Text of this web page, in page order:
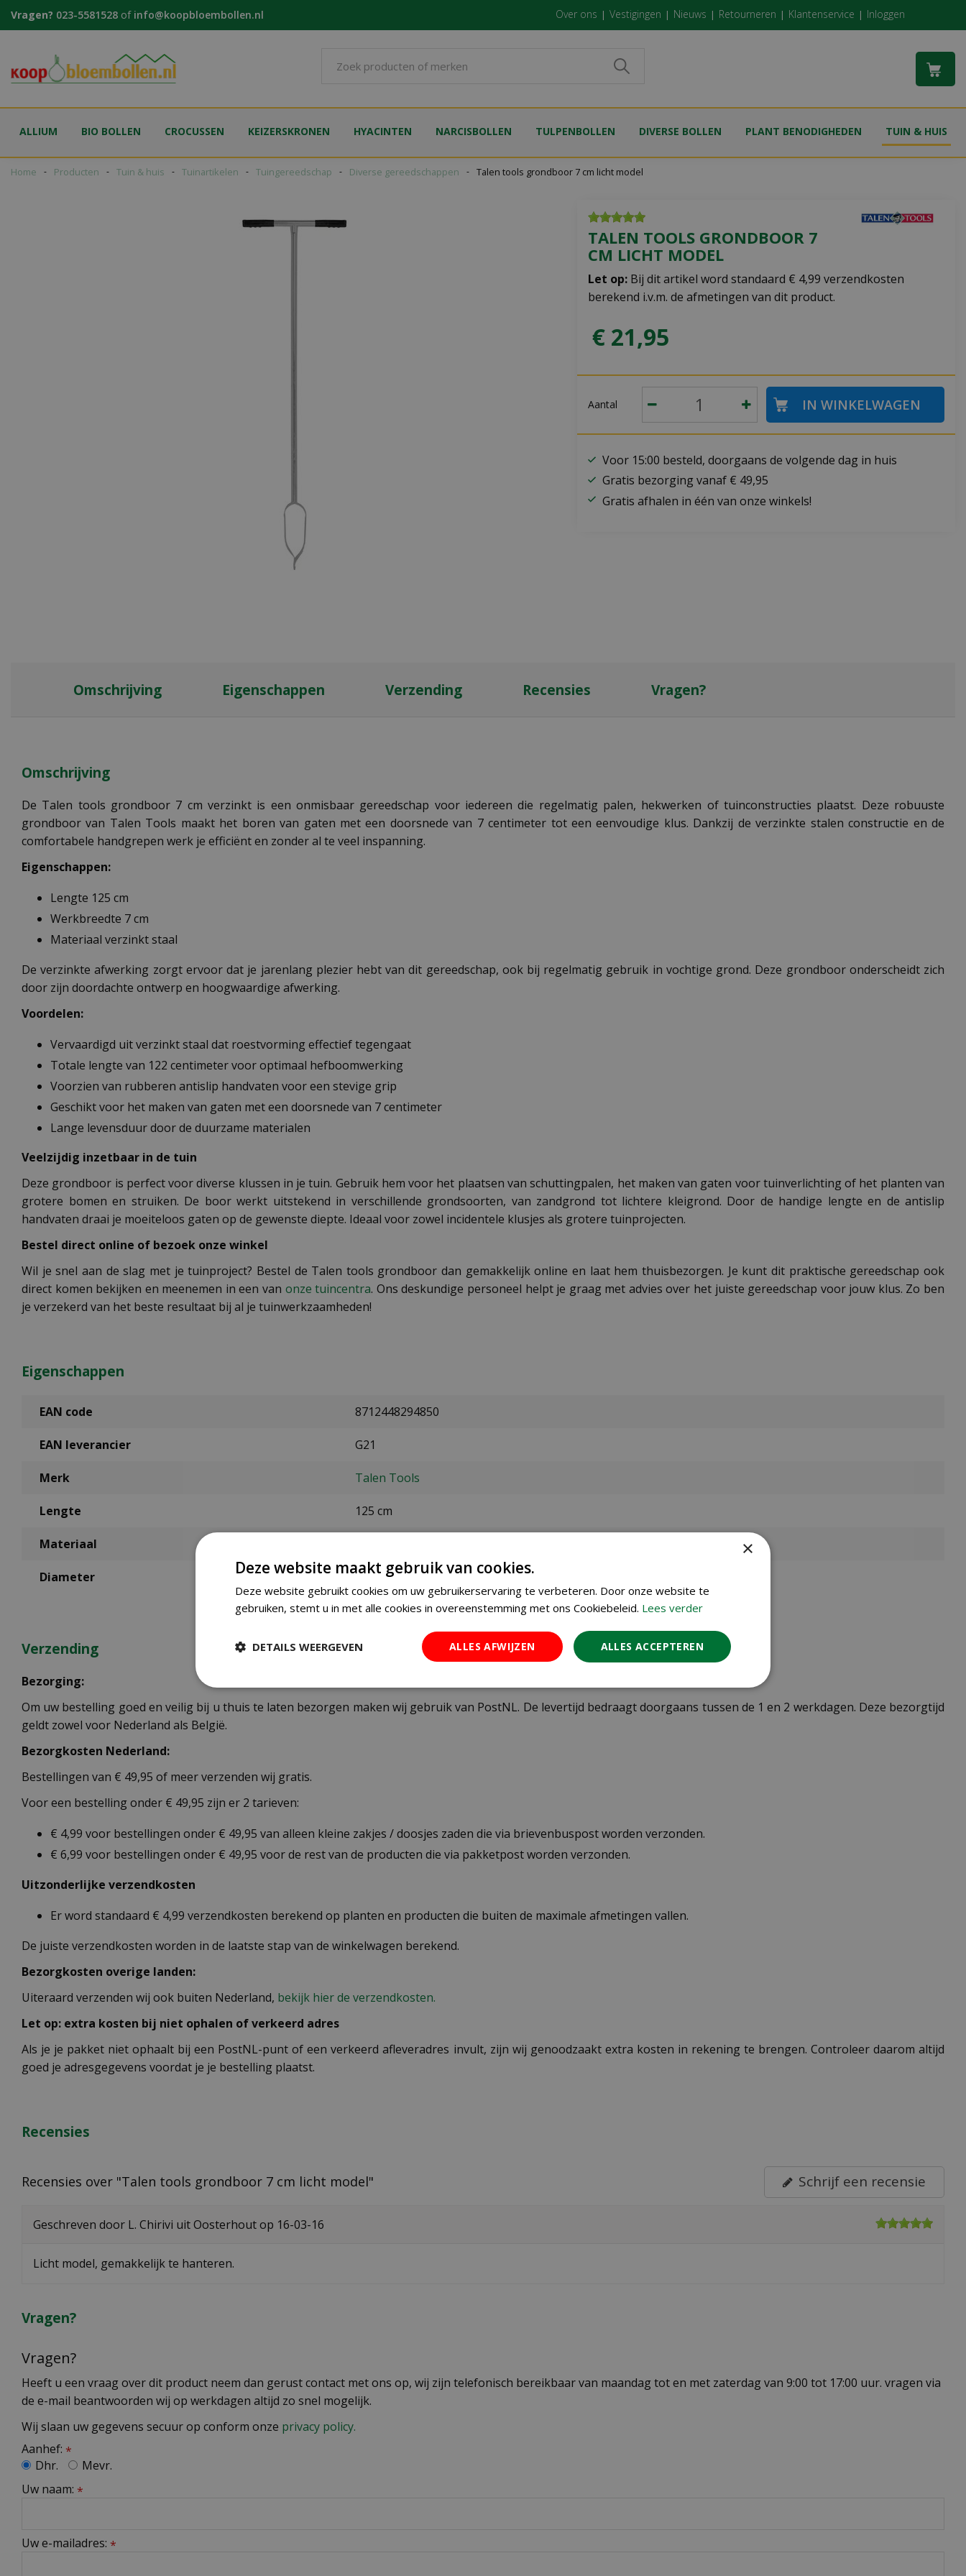
naar
Home Producten Tuin & huis Tuinartikelen Tuingereedschap Diverse gereedschappen Talen tools grondboor 7 cm licht model
Vragen? 023-5581528 of info@koopbloembollen.nl Over ons Vestigingen Nieuws Retourneren Klantenservice Inloggen
ALLIUM BIO BOLLEN CROCUSSEN KEIZERSKRONEN HYACINTEN NARCISBOLLEN TULPENBOLLEN DIVERSE BOLLEN PLANT BENODIGHEDEN TUIN & HUIS
TALEN TOOLS GRONDBOOR 7
CM LICHT MODEL
Let op: Bij dit artikel word standaard € 4,99 verzendkosten
berekend i.v.m. de afmetingen van dit product.
€ 21,95
Aantal
Voor 15:00 besteld, doorgaans de volgende dag in huis
Gratis bezorging vanaf € 49,95
Gratis afhalen in één van onze winkels!
Omschrijving Eigenschappen Verzending Recensies Vragen?
Omschrijving
De Talen tools grondboor 7 cm verzinkt is een onmisbaar gereedschap voor iedereen die regelmatig palen, hekwerken of tuinconstructies plaatst. Deze robuuste
grondboor van Talen Tools maakt het boren van gaten met een doorsnede van 7 centimeter tot een eenvoudige klus. Dankzij de verzinkte stalen constructie en de
comfortabele handgrepen werk je efficiënt en zonder al te veel inspanning.
Eigenschappen:
Lengte 125 cm
Werkbreedte 7 cm
Materiaal verzinkt staal
De verzinkte afwerking zorgt ervoor dat je jarenlang plezier hebt van dit gereedschap, ook bij regelmatig gebruik in vochtige grond. Deze grondboor onderscheidt zich
door zijn doordachte ontwerp en hoogwaardige afwerking.
Voordelen:
Vervaardigd uit verzinkt staal dat roestvorming effectief tegengaat
Totale lengte van 122 centimeter voor optimaal hefboomwerking
Voorzien van rubberen antislip handvaten voor een stevige grip
Geschikt voor het maken van gaten met een doorsnede van 7 centimeter
Lange levensduur door de duurzame materialen
Veelzijdig inzetbaar in de tuin
Deze grondboor is perfect voor diverse klussen in je tuin. Gebruik hem voor het plaatsen van schuttingpalen, het maken van gaten voor tuinverlichting of het planten van
grotere bomen en struiken. De boor werkt uitstekend in verschillende grondsoorten, van zandgrond tot lichtere kleigrond. Door de handige lengte en de antislip
handvaten draai je moeiteloos gaten op de gewenste diepte. Ideaal voor zowel incidentele klusjes als grotere tuinprojecten.
Bestel direct online of bezoek onze winkel
Wil je snel aan de slag met je tuinproject? Bestel de Talen tools grondboor dan gemakkelijk online en laat hem thuisbezorgen. Je kunt dit praktische gereedschap ook
direct komen bekijken en meenemen in een van onze tuincentra. Ons deskundige personeel helpt je graag met advies over het juiste gereedschap voor jouw klus. Zo ben
je verzekerd van het beste resultaat bij al je tuinwerkzaamheden!
Eigenschappen
EAN code 8712448294850
EAN leverancier G21
Merk Talen Tools
Lengte 125 cm
Materiaal
Diameter 7 cm
Verzending
Bezorging:
Om uw bestelling goed en veilig bij u thuis te laten bezorgen maken wij gebruik van PostNL. De levertijd bedraagt doorgaans tussen de 1 en 2 werkdagen. Deze bezorgtijd
geldt zowel voor Nederland als België.
Bezorgkosten Nederland:
Bestellingen van € 49,95 of meer verzenden wij gratis.
Voor een bestelling onder € 49,95 zijn er 2 tarieven:
€ 4,99 voor bestellingen onder € 49,95 van alleen kleine zakjes / doosjes zaden die via brievenbuspost worden verzonden.
€ 6,99 voor bestellingen onder € 49,95 voor de rest van de producten die via pakketpost worden verzonden.
Uitzonderlijke verzendkosten
Er word standaard € 4,99 verzendkosten berekend op planten en producten die buiten de maximale afmetingen vallen.
De juiste verzendkosten worden in de laatste stap van de winkelwagen berekend.
Bezorgkosten overige landen:
Uiteraard verzenden wij ook buiten Nederland, bekijk hier de verzendkosten.
Let op: extra kosten bij niet ophalen of verkeerd adres
Als je je pakket niet ophaalt bij een PostNL-punt of een verkeerd afleveradres invult, zijn wij genoodzaakt extra kosten in rekening te brengen. Controleer daarom altijd
goed je adresgegevens voordat je je bestelling plaatst.
Recensies
Recensies over "Talen tools grondboor 7 cm licht model" Schrijf een recensie
Geschreven door L. Chirivi uit Oosterhout op 16-03-16
Licht model, gemakkelijk te hanteren.
Vragen?
Vragen?
Heeft u een vraag over dit product neem dan gerust contact met ons op, wij zijn telefonisch bereikbaar van maandag tot en met zaterdag van 9:00 tot 17:00 uur. vragen via
de e-mail beantwoorden wij op werkdagen altijd zo snel mogelijk.
Wij slaan uw gegevens secuur op conform onze privacy policy.
Aanhef: *
Dhr.
Mevr.
Uw naam: *
Uw e-mailadres: *
×
Deze website maakt gebruik van cookies.
Deze website gebruikt cookies om uw gebruikerservaring te verbeteren. Door onze website te
gebruiken, stemt u in met alle cookies in overeenstemming met ons Cookiebeleid. Lees verder
ALLES ACCEPTEREN
ALLES AFWIJZEN
DETAILS WEERGEVEN